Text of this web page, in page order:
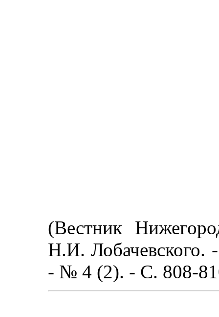
(Вестник
Н.И.
- № 4 (2). - С. 808-